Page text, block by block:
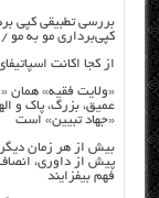
بررسی تطبیقی کپی
کپی‌برداری مو به مو
از کجا اکانت اسپاتیفای پرمیوم
«ولایت فقیه» همان
عمیق، بزرگ، پاک و
«جهاد تبیین» است
بیش از هر زمان دیگر
پیش از داوری، انصاف
فهم بیفزایند